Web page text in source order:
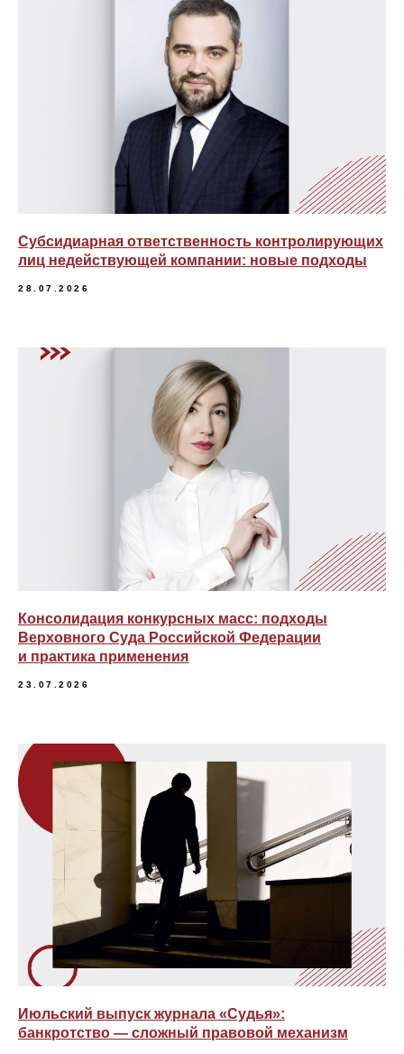
Субсидиарная ответственность контролирующих
лиц недействующей компании: новые подходы
28.07.2026
Консолидация конкурсных масс: подходы
Верховного Суда Российской Федерации
и практика применения
23.07.2026
Июльский выпуск журнала «Судья»:
банкротство — сложный правовой механизм